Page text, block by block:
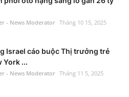
- News Moderator Tháng 10 15, 2025
Israel cáo buộc Thị trưởng trẻ
York ...
- News Moderator Tháng 11 5, 2025